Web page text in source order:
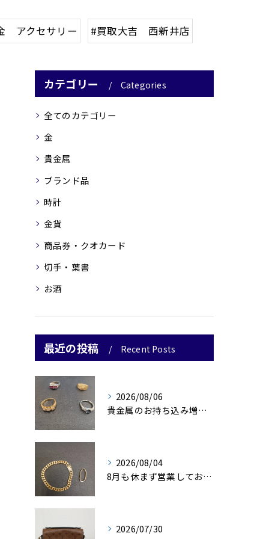
アクセサリー #買取大吉 西新井店
カテゴリー Categories
全てのカテゴリー
金
貴金属
ブランド品
時計
金貨
商品券・クオカード
切手・葉書
お酒
最近の投稿 Recent Posts
2026/08/06
貴金属のお持ち込み増えております🥰
2026/08/04
8月も休まず営業しております！！✨
2026/07/30